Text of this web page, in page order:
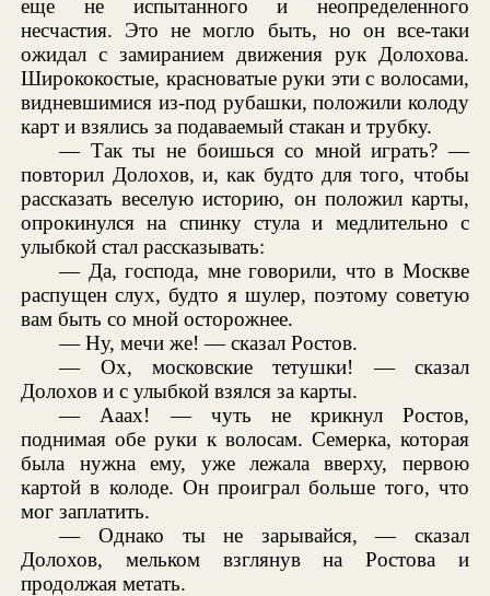
еще не испытанного и неопределенного
несчастия. Это не могло быть, но он все-таки
ожидал с замиранием движения рук Долохова.
Ширококостые, красноватые руки эти с волосами,
видневшимися из-под рубашки, положили колоду
карт и взялись за подаваемый стакан и трубку.
— Так ты не боишься со мной играть? —
повторил Долохов, и, как будто для того, чтобы
рассказать веселую историю, он положил карты,
опрокинулся на спинку стула и медлительно с
улыбкой стал рассказывать:
— Да, господа, мне говорили, что в Москве
распущен слух, будто я шулер, поэтому советую
вам быть со мной осторожнее.
— Ну, мечи же! — сказал Ростов.
— Ох, московские тетушки! — сказал
Долохов и с улыбкой взялся за карты.
— Ааах! — чуть не крикнул Ростов,
поднимая обе руки к волосам. Семерка, которая
была нужна ему, уже лежала вверху, первою
картой в колоде. Он проиграл больше того, что
мог заплатить.
— Однако ты не зарывайся, — сказал
Долохов, мельком взглянув на Ростова и
продолжая метать.